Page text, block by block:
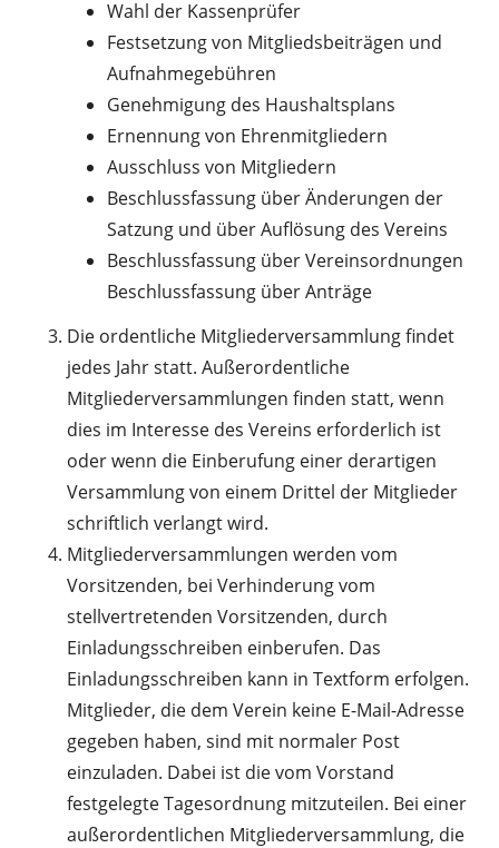
Wahl der Kassenprüfer
Festsetzung von Mitgliedsbeiträgen und
Aufnahmegebühren
Genehmigung des Haushaltsplans
Ernennung von Ehrenmitgliedern
Ausschluss von Mitgliedern
Beschlussfassung über Änderungen der
Satzung und über Auflösung des Vereins
Beschlussfassung über Vereinsordnungen
Beschlussfassung über Anträge
Die ordentliche Mitgliederversammlung findet
jedes Jahr statt. Außerordentliche
Mitgliederversammlungen finden statt, wenn
dies im Interesse des Vereins erforderlich ist
oder wenn die Einberufung einer derartigen
Versammlung von einem Drittel der Mitglieder
schriftlich verlangt wird.
Mitgliederversammlungen werden vom
Vorsitzenden, bei Verhinderung vom
stellvertretenden Vorsitzenden, durch
Einladungsschreiben einberufen. Das
Einladungsschreiben kann in Textform erfolgen.
Mitglieder, die dem Verein keine E-Mail-Adresse
gegeben haben, sind mit normaler Post
einzuladen. Dabei ist die vom Vorstand
festgelegte Tagesordnung mitzuteilen. Bei einer
außerordentlichen Mitgliederversammlung, die